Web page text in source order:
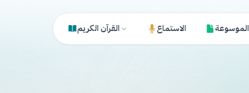
القرآن الكريم الاستماع الموسوعة